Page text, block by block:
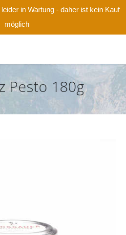
in Wartung - daher ist kein Kauf
möglich
Pesto 180g